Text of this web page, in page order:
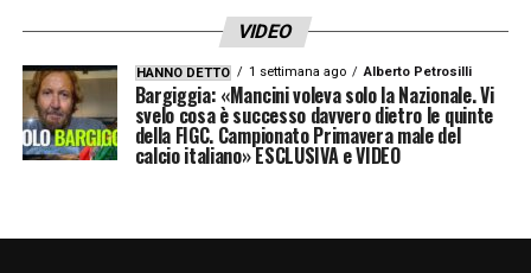
VIDEO
HANNO DETTO 1 settimana ago Alberto Petrosilli
Bargiggia: «Mancini voleva solo la Nazionale. Vi
svelo cosa è successo davvero dietro le quinte
della FIGC. Campionato Primavera male del
calcio italiano» ESCLUSIVA e VIDEO